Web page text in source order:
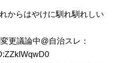
からはやけに馴れ馴れしい
更議論中@自治スレ：